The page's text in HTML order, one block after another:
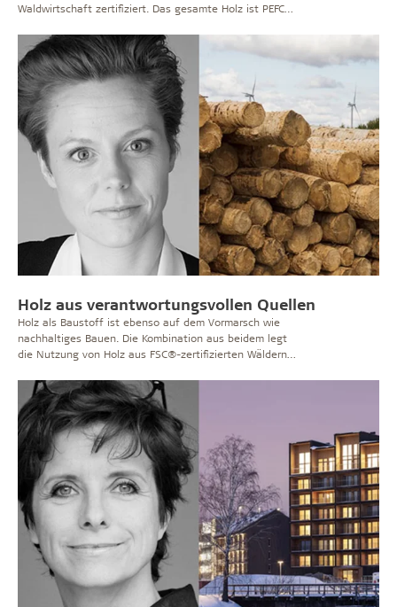
Waldwirtschaft zertifiziert. Das gesamte Holz ist PEFC™-
zertifiziert (FSC®C115450). Sie können also zwischen
diesen Standards wählen, wenn Sie Troldtekt kaufen.
Lesen Sie mehr über die beiden führenden
Zertifizierungen und erhalten Sie eine Führung durch
einen der FSC-zertifizierten Wälder, aus denen Troldtekt
sein Holz bezieht.
Holz aus verantwortungsvollen Quellen
Holz als Baustoff ist ebenso auf dem Vormarsch wie
nachhaltiges Bauen. Die Kombination aus beidem legt
die Nutzung von Holz aus FSC®-zertifizierten Wäldern
verantwortungsvoll bewirtschaftet werden.